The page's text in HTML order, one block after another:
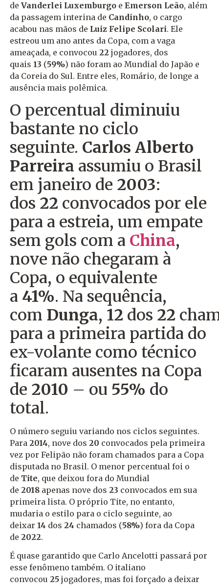
de Vanderlei Luxemburgo e Emerson Leão, além
da passagem interina de Candinho, o cargo
acabou nas mãos de Luiz Felipe Scolari. Ele
estreou um ano antes da Copa, com a vaga
ameaçada, e convocou 22 jogadores, dos
quais 13 (59%) não foram ao Mundial do Japão e
da Coreia do Sul. Entre eles, Romário, de longe a
ausência mais polêmica.
O percentual diminuiu
bastante no ciclo
seguinte. Carlos Alberto
Parreira assumiu o Brasil
em janeiro de 2003:
dos 22 convocados por ele
para a estreia, um empate
sem gols com a China,
nove não chegaram à
Copa, o equivalente
a 41%. Na sequência,
com Dunga, 12 dos 22
para a primeira partida do
ex-volante como técnico
ficaram ausentes na Copa
de 2010 – ou 55% do
total.
O número seguiu variando nos ciclos seguintes.
Para 2014, nove dos 20 convocados pela primeira
vez por Felipão não foram chamados para a Copa
disputada no Brasil. O menor percentual foi o
de Tite, que deixou fora do Mundial
de 2018 apenas nove dos 23 convocados em sua
primeira lista. O próprio Tite, no entanto,
mudaria o estilo para o ciclo seguinte, ao
deixar 14 dos 24 chamados (58%) fora da Copa
de 2022.
É quase garantido que Carlo Ancelotti passará por
esse fenômeno também. O italiano
convocou 25 jogadores, mas foi forçado a deixar